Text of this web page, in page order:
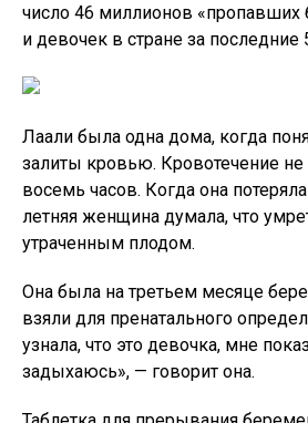
последующие осложнения
госпитализации. . Ночью, когда
плакала перед сном, а утром
работе в поле.
Нерожденная дочь Лаали входит
миллионов «пропавших без
за 50 лет, что в десять раз
женского населения Лондона.
гендерная предвзятость,
безудержные аборты по признаку
младенцев женского пола,
приходится почти половина
женских рождений.
«Традиционный образец брака и